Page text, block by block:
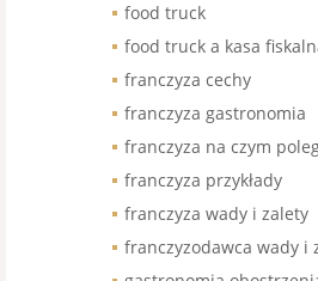
food truck
food truck a kasa
franczyza cechy
franczyza gastronomia
franczyza na czym
franczyza przykłady
franczyza wady i zalety
franczyzodawca wady i